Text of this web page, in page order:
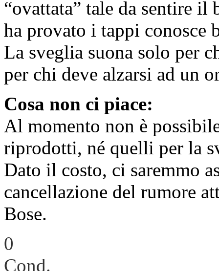
“ovattata” tale da sentire
ha provato i tappi conosce
La sveglia suona solo per
per chi deve alzarsi ad un
Cosa non ci piace:
Al momento non è
riprodotti, né quelli per la
Dato il costo, ci saremmo
cancellazione del rumore
Bose.
0
Cond.